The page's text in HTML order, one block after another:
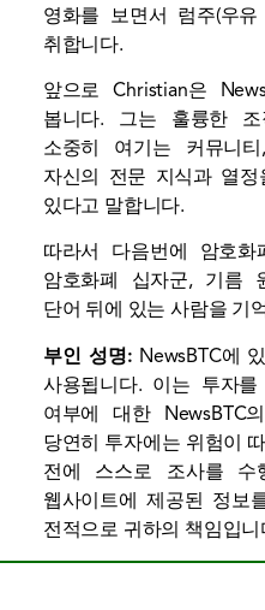
영화를 보면서 럼주(우
취합니다.
앞으로 Christian은
봅니다. 그는 훌륭한
소중히 여기는 커뮤니
자신의 전문 지식과 열
있다고 말합니다.
따라서 다음번에 암호
암호화폐 십자군, 기름
단어 뒤에 있는 사람을 기
부인 성명: NewsBTC에
사용됩니다. 이는 투자
여부에 대한 NewsBTC
당연히 투자에는 위험이
전에 스스로 조사를 수
웹사이트에 제공된 정보
전적으로 귀하의 책임입니